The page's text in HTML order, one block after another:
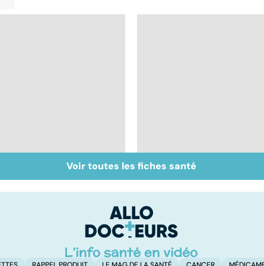
Faire du sport à
domicile, c'est facile !
Vivre après un
cancer
Voir toutes les fiches santé